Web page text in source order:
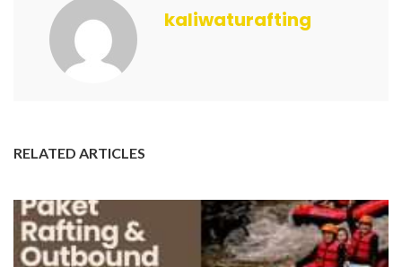
kaliwaturafting
RELATED ARTICLES